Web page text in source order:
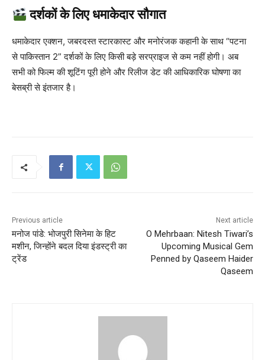
दर्शकों के लिए धमाकेदार सौगात
धमाकेदार एक्शन, जबरदस्त स्टारकास्ट और मनोरंजक कहानी के साथ “पटना
से पाकिस्तान 2” दर्शकों के लिए किसी बड़े सरप्राइज से कम नहीं होगी। अब
सभी को फिल्म की शूटिंग पूरी होने और रिलीज डेट की आधिकारिक घोषणा का
बेसब्री से इंतजार है।
Previous article
मनोज पांडे: भोजपुरी सिनेमा के हिट
मशीन, जिन्होंने बदल दिया इंडस्ट्री का
ट्रेंड
Next article
O Mehrbaan: Nitesh Tiwari’s
Upcoming Musical Gem
Penned by Qaseem Haider
Qaseem